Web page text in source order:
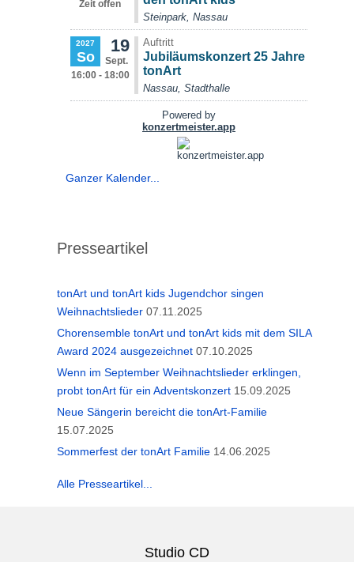
Ganzer Kalender...
Presseartikel
tonArt und tonArt kids Jugendchor singen
Weihnachtslieder 07.11.2025
Chorensemble tonArt und tonArt kids mit dem SILA
Award 2024 ausgezeichnet 07.10.2025
Wenn im September Weihnachtslieder erklingen,
probt tonArt für ein Adventskonzert 15.09.2025
Neue Sängerin bereicht die tonArt-Familie
15.07.2025
Sommerfest der tonArt Familie 14.06.2025
Alle Presseartikel...
Studio CD